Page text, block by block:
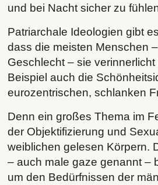
und bei Nacht sicher zu
Patriarchale Ideologien gibt
dass die meisten Menschen
Geschlecht – sie
Beispiel auch die
eurozentrischen, schlanken
Denn ein großes Thema im
der Objektifizierung und
weiblichen gelesen Körpern.
– auch male gaze genannt –
um den Bedürfnissen der